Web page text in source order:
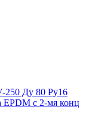
250 Ду 80 Ру16
EPDM с 2-мя конц